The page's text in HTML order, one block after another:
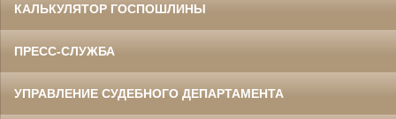
КАЛЬКУЛЯТОР ГОСПОШЛИНЫ
ПРЕСС-СЛУЖБА
УПРАВЛЕНИЕ СУДЕБНОГО ДЕПАРТАМЕНТА